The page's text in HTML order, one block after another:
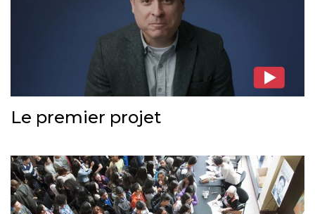
Le premier projet